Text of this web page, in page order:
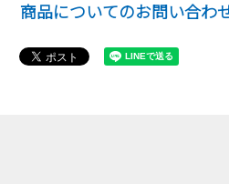
商品についてのお問い合わ